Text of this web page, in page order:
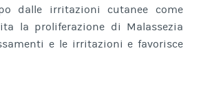
dalle irritazioni cutanee come
la proliferazione di Malassezia
e le irritazioni e favorisce